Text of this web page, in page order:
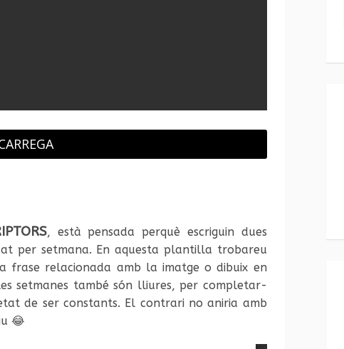
, està pensada perquè escriguin dues
per setmana. En aquesta plantilla trobareu
frase relacionada amb la imatge o dibuix en
setmanes també són lliures, per completar-
de ser constants. El contrari no aniria amb
😂